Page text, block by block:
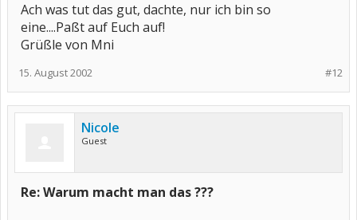
Ach was tut das gut, dachte, nur ich bin so
eine....Paßt auf Euch auf!
Grüßle von Mni
#12
15. August 2002
Nicole
Guest
Re: Warum macht man das ???